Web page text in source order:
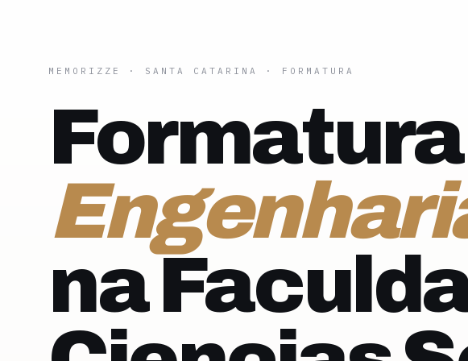
MEMORIZZE · SANTA CATARINA · FORMATURA
na